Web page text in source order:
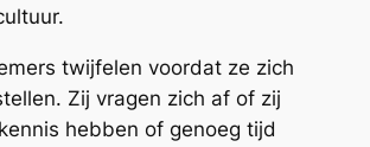
twijfelen voordat ze zich
Zij vragen zich af of zij
hebben of genoeg tijd